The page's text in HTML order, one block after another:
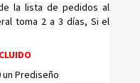
la lista de pedidos al
toma 2 a 3 días, Si el
un Prediseño